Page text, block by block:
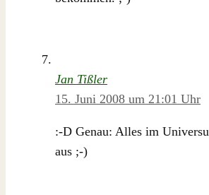
Jan Tißler
15. Juni 2008 um 21:01 Uhr
:-D Genau: Alles im
aus ;-)